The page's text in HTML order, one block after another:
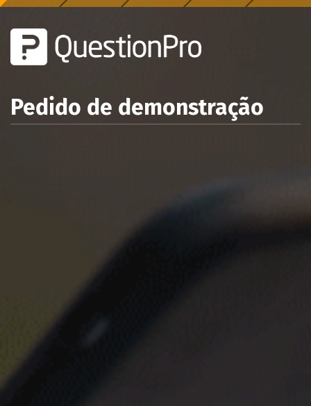
Pedido de demonstração